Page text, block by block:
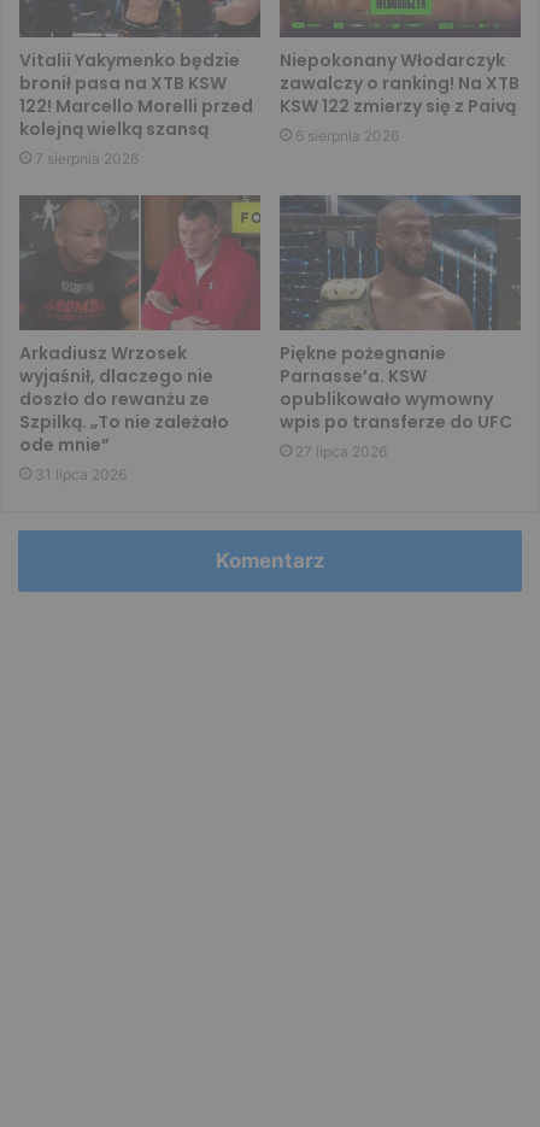
Vitalii Yakymenko będzie
bronił pasa na XTB KSW
122! Marcello Morelli przed
kolejną wielką szansą
7 sierpnia 2026
Niepokonany Włodarczyk
zawalczy o ranking! Na XTB
KSW 122 zmierzy się z Paivą
6 sierpnia 2026
Arkadiusz Wrzosek
wyjaśnił, dlaczego nie
doszło do rewanżu ze
Szpilką. „To nie zależało
ode mnie”
31 lipca 2026
Piękne pożegnanie
Parnasse’a. KSW
opublikowało wymowny
wpis po transferze do UFC
27 lipca 2026
Komentarz